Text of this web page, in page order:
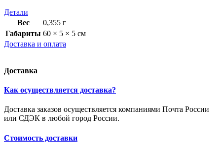
Детали
Вес
0,355 г
Габариты 60 × 5 × 5 см
Доставка и оплата
Доставка
Как осуществляется доставка?
Доставка заказов осуществляется компаниями Почта России
или СДЭК в любой город России.
Стоимость доставки